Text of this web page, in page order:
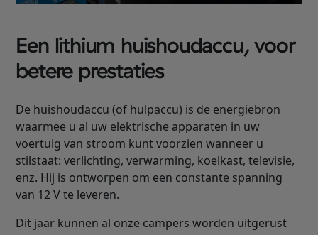
Een lithium huishoudaccu, voor
betere prestaties
De huishoudaccu (of hulpaccu) is de energiebron
waarmee u al uw elektrische apparaten in uw
voertuig van stroom kunt voorzien wanneer u
stilstaat: verlichting, verwarming, koelkast, televisie,
enz. Hij is ontworpen om een constante spanning
van 12 V te leveren.
Dit jaar kunnen al onze campers worden uitgerust